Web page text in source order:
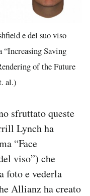
e del suo viso
Saving
of the Future
al.)
sfruttato queste
Lynch ha
“Face
viso”) che
foto e vederla
Allianz ha creato